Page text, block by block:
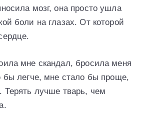
мозг, она просто ушла
боли на глазах. От которой
мне скандал, бросила меня
бы легче, мне стало бы проще,
Терять лучше тварь, чем